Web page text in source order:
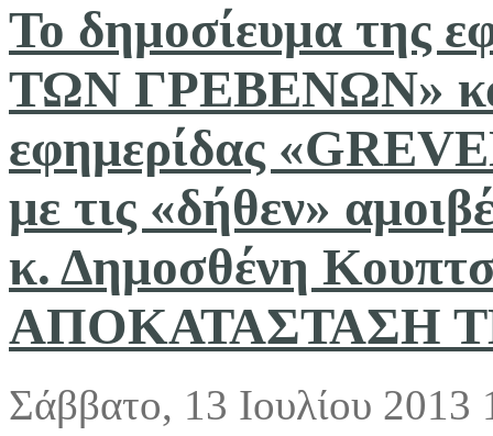
Το δημοσίευμα της
ΤΩΝ ΓΡΕΒΕΝΩΝ»
εφημερίδας
με τις «δήθεν»
κ. Δημοσθένη
ΑΠΟΚΑΤΑΣΤΑΣΗ
Σάββατο, 13 Ιουλίου 2013